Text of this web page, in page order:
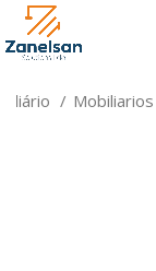
Mobiliarios